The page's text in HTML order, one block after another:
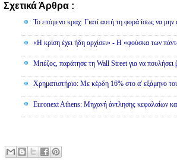
Σχετικά Άρθρα :
To επόμενο κραχ: Γιατί αυτή τη φορά ίσως να μην
«Η κρίση έχει ήδη αρχίσει» - Η «φούσκα των
Μπέζος, παράτησε τη Wall Street για να πουλήσει
Χρηματιστήριο: Με κέρδη 16% στο α' εξάμηνο
Euronext Athens: Μηχανή άντλησης κεφαλαίων